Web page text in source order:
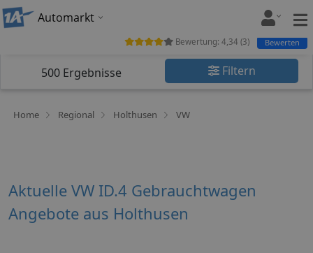
Automarkt
500 Ergebnisse Filtern
Home Regional Holthusen VW
Bewertung: 4,34 (3) Bewerten
Aktuelle VW ID.4 Gebrauchtwagen
Angebote aus Holthusen